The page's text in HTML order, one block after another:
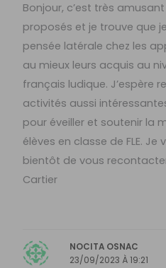
Bonjour, c’est très
proposés et je trouve que
pensée latérale chez les
au mieux leurs acquis au
français ludique. J’espère
activités aussi
pour éveiller et soutenir la
élèves en classe de FLE.
bientôt de vous
Cartier
NOCITA OSNAC
23/09/2023 À 19:21